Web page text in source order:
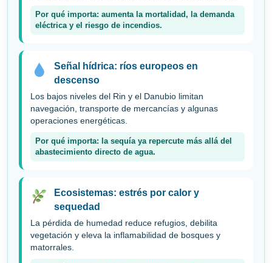
Por qué importa: aumenta la mortalidad, la demanda
eléctrica y el riesgo de incendios.
Señal hídrica: ríos europeos en
descenso
Los bajos niveles del Rin y el Danubio limitan
navegación, transporte de mercancías y algunas
operaciones energéticas.
Por qué importa: la sequía ya repercute más allá del
abastecimiento directo de agua.
Ecosistemas: estrés por calor y
sequedad
La pérdida de humedad reduce refugios, debilita
vegetación y eleva la inflamabilidad de bosques y
matorrales.